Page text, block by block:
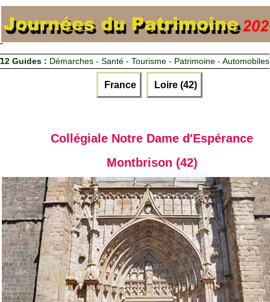
12 Guides : Démarches - Santé - Tourisme - Patrimoine - Automobiles
France Loire (42)
Collégiale Notre Dame d'Espérance
Montbrison (42)